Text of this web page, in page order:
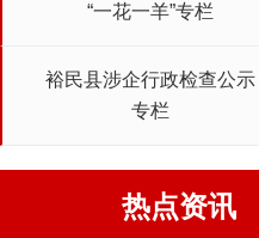
“一花一羊”专栏
裕民县涉企行政检查公示
专栏
热点资讯